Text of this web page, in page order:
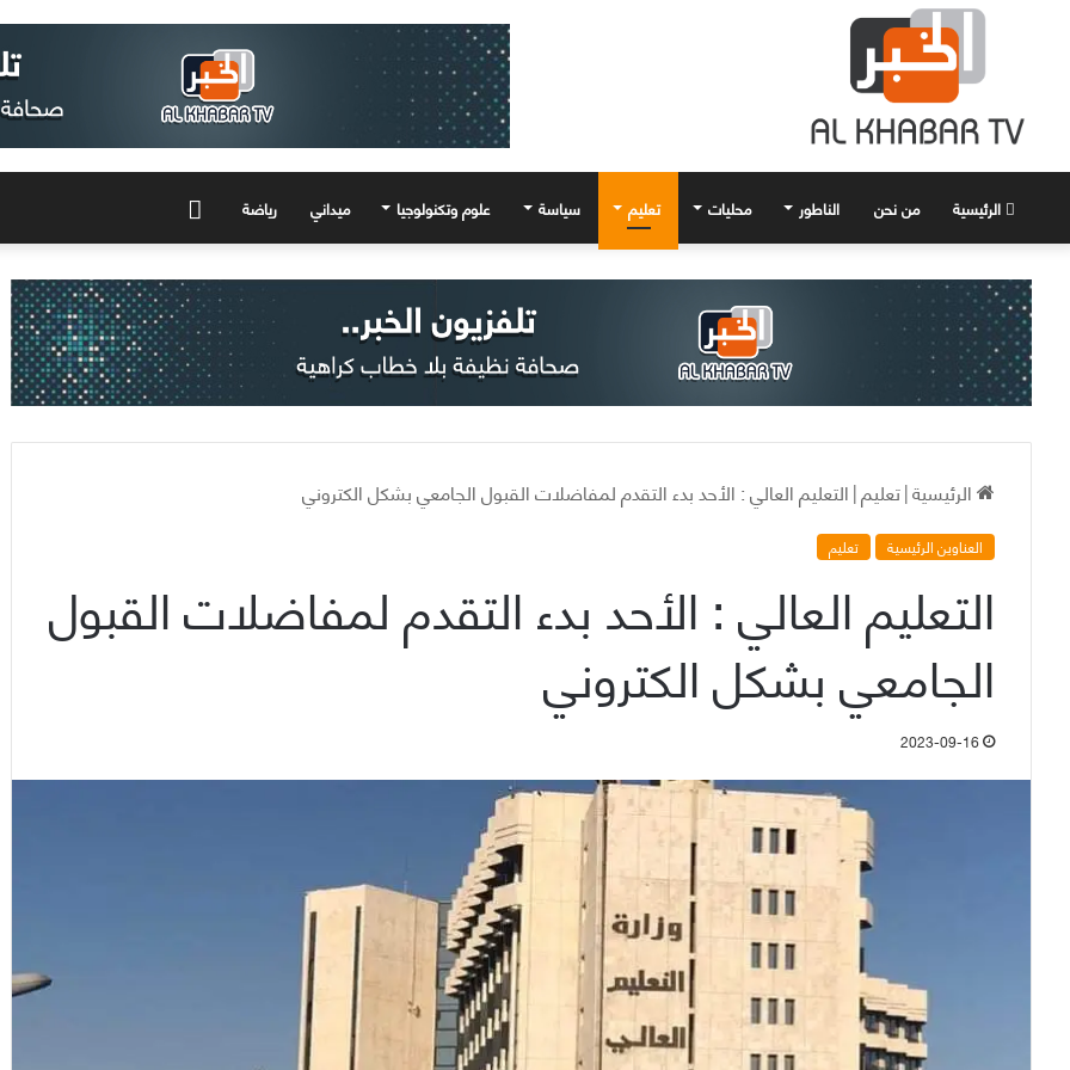
الرئيسية من نحن الناطور محليات تعليم سياسة علوم وتكنولوجيا ميداني رياضة
الرئيسية|تعليم|التعليم العالي : الأحد بدء التقدم لمفاضلات القبول الجامعي بشكل الكتروني
العناوين الرئيسية تعليم
التعليم العالي : الأحد بدء التقدم لمفاضلات القبول
الجامعي بشكل الكتروني
2023-09-16